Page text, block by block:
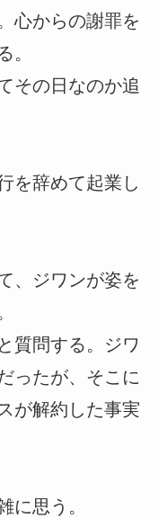
心からの謝罪を
。
その日なのか追
を辞めて起業し
、ジワンが姿を
質問する。ジワ
ったが、そこに
が解約した事実
に思う。